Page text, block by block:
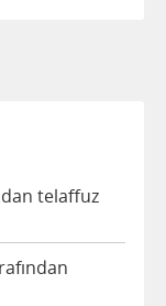
telaffuz